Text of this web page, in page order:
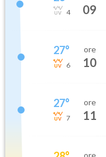
4 09
27°
6
ore
10
27°
7
ore
11
ore